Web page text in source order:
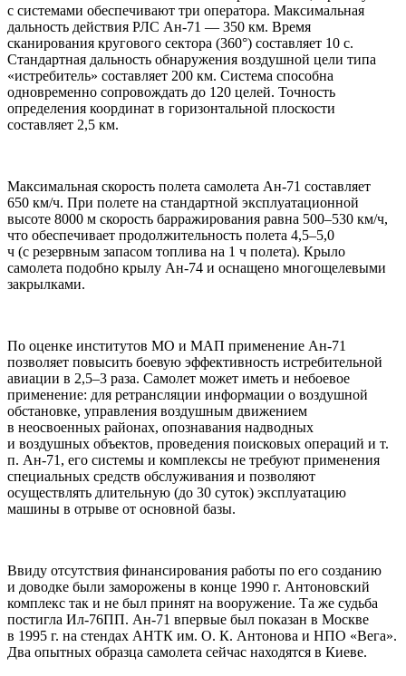
с системами обеспечивают три оператора. Максимальная
дальность действия РЛС Ан-71 — 350 км. Время
сканирования кругового сектора (360°) составляет 10 с.
Стандартная дальность обнаружения воздушной цели типа
«истребитель» составляет 200 км. Система способна
одновременно сопровождать до 120 целей. Точность
определения координат в горизонтальной плоскости
составляет 2,5 км.
Максимальная скорость полета самолета Ан-71 составляет
650 км/ч. При полете на стандартной эксплуатационной
высоте 8000 м скорость барражирования равна 500–530 км/ч,
что обеспечивает продолжительность полета 4,5–5,0
ч (с резервным запасом топлива на 1 ч полета). Крыло
самолета подобно крылу Ан-74 и оснащено многощелевыми
закрылками.
По оценке институтов MO и МАП применение Ан-71
позволяет повысить боевую эффективность истребительной
авиации в 2,5–3 раза. Самолет может иметь и небоевое
применение: для ретрансляции информации о воздушной
обстановке, управления воздушным движением
в неосвоенных районах, опознавания надводных
и воздушных объектов, проведения поисковых операций и т.
п. Ан-71, его системы и комплексы не требуют применения
специальных средств обслуживания и позволяют
осуществлять длительную (до 30 суток) эксплуатацию
машины в отрыве от основной базы.
Ввиду отсутствия финансирования работы по его созданию
и доводке были заморожены в конце 1990 г. Антоновский
комплекс так и не был принят на вооружение. Та же судьба
постигла Ил-76ПП. Ан-71 впеpвые был показан в Москве
в 1995 г. на стендах АHТК им. О. К. Антонова и HПО «Вега».
Два опытных образца самолета сейчас находятся в Киеве.